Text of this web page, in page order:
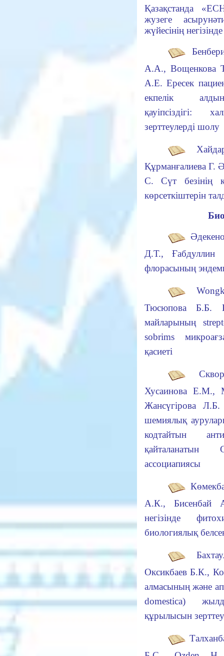
Қазақстанда
жузеге асыру
жүйесінің негізінде
А.А., Вощенкова
А.Е.Ересек
екпелік
қауіпсіздігі:
зерттеулерді шолу
Құрманғалиева Г.
С.Сүт безінің
көрсеткіштерін
Д.Т.,
флорасының
Тюсюпова Б.Б.
майларының
sobrims
қасиеті
Хусаинова Е.М.,
Жансүгірова
шемиялық
кодтайтын
қайталанатын
ассоциапиясы
А.К., Бисенбай
негізінде
биологиялық
Оксикбаев Б.К.,
алмасыныңжәне
domestica)
құрылысын зерттеу